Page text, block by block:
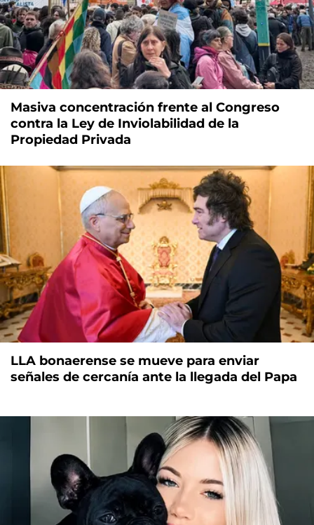
Masiva concentración frente al Congreso
contra la Ley de Inviolabilidad de la
Propiedad Privada
LLA bonaerense se mueve para enviar
señales de cercanía ante la llegada del Papa